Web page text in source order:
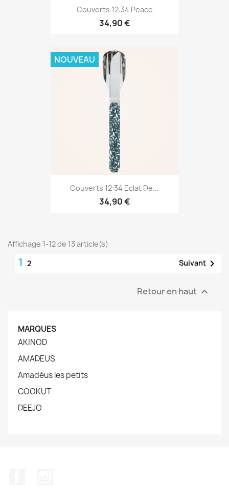
Couverts 12:34 Peace
34,90 €
Couverts 12:34 Eclat De...
34,90 €
NOUVEAU
Affichage 1-12 de 13 article(s)
1 2 Suivant 
Retour en haut 
MARQUES
AKINOD
AMADEUS
Amadéus les petits
COOKUT
DEEJO